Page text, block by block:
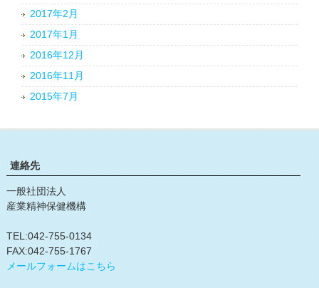
2017年2月
2017年1月
2016年12月
2016年11月
2015年7月
連絡先
一般社団法人
産業精神保健機構
TEL:042-755-0134
FAX:042-755-1767
メールフォームはこちら